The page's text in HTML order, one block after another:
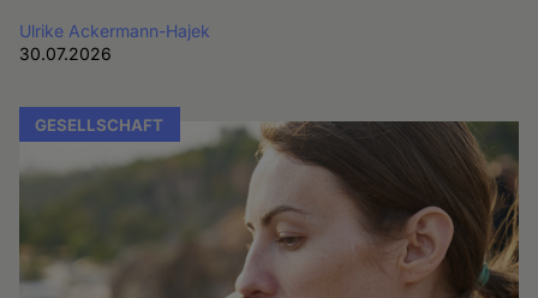
Ulrike Ackermann-Hajek
30.07.2026
GESELLSCHAFT